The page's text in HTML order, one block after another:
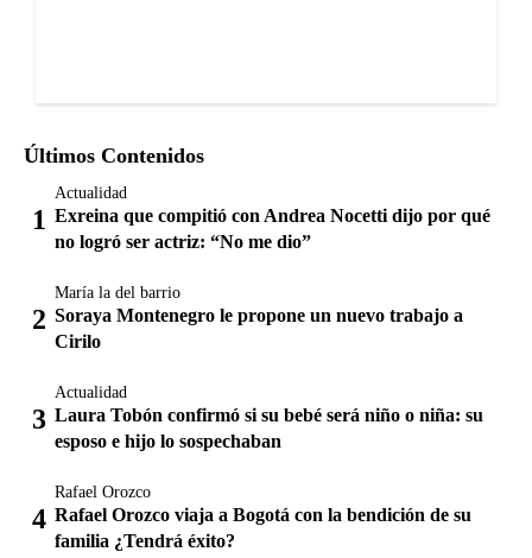
Últimos Contenidos
Actualidad
Exreina que compitió con Andrea Nocetti dijo por qué
no logró ser actriz: “No me dio”
María la del barrio
Soraya Montenegro le propone un nuevo trabajo a
Cirilo
Actualidad
Laura Tobón confirmó si su bebé será niño o niña: su
esposo e hijo lo sospechaban
Rafael Orozco
Rafael Orozco viaja a Bogotá con la bendición de su
familia ¿Tendrá éxito?